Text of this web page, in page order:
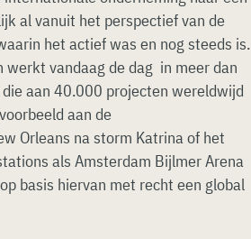
al vanuit het perspectief van de
het actief was en nog steeds is.
vandaag de dag in meer dan
aan 40.000 projecten wereldwijd
aan de
Orleans na storm Katrina of het
als Amsterdam Bijlmer Arena
basis hiervan met recht een global